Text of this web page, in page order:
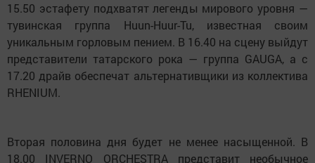
15.50 эстафету подхватят легенды мирового уровня —
тувинская группа Huun-Huur-Tu, известная своим
уникальным горловым пением. В 16.40 на сцену выйдут
представители татарского рока — группа GAUGA, а с
17.20 драйв обеспечат альтернативщики из коллектива
RHENIUM.
Вторая половина дня будет не менее насыщенной. В
18.00 INVERNO ORCHESTRA представит необычное